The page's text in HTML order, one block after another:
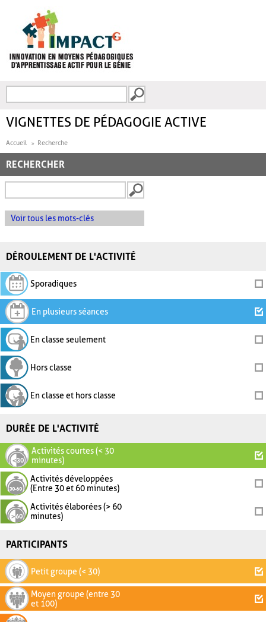
FORMULAIRE DE
VIGNETTES DE PÉDAGOGIE ACTIVE
Accueil Recherche
RECHERCHER
Voir tous les mots-clés
DÉROULEMENT DE L'ACTIVITÉ
Sporadiques
En plusieurs séances
En classe seulement
Hors classe
En classe et hors classe
DURÉE DE L'ACTIVITÉ
Activités courtes (< 30
minutes)
Activités développées
(Entre 30 et 60 minutes)
Activités élaborées (> 60
minutes)
PARTICIPANTS
Petit groupe (< 30)
Moyen groupe (entre 30
et 100)